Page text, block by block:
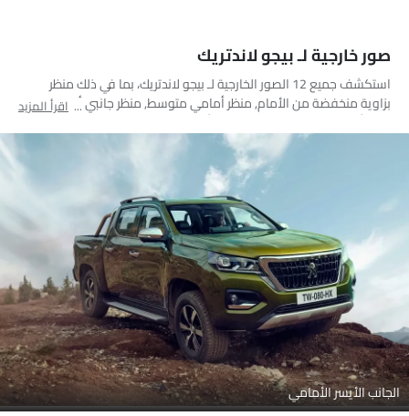
صور خارجية لـ بيجو لاندتريك
استكشف جميع 12 الصور الخارجية لـ بيجو لاندتريك، بما في ذلك منظر
بزاوية منخفضة من الأمام, منظر أمامي متوسط, منظر جانبي أمامي,
منظر أمامي جانبي متقاطع, مصباح أمامي, مصباح خلفي, عجلة, مصباح
الضباب الأمامي, قضبان السقف, منظر الشبك الأمامي, مرآة السائق
الأمامية زاوية, منظر متوسط الزاوية الأمامية
اقرأ المزيد
الجانب الأيسر الأمامي